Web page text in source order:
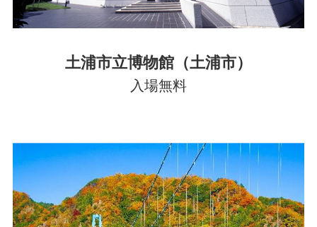
土浦市立博物館（土浦市）
入場無料